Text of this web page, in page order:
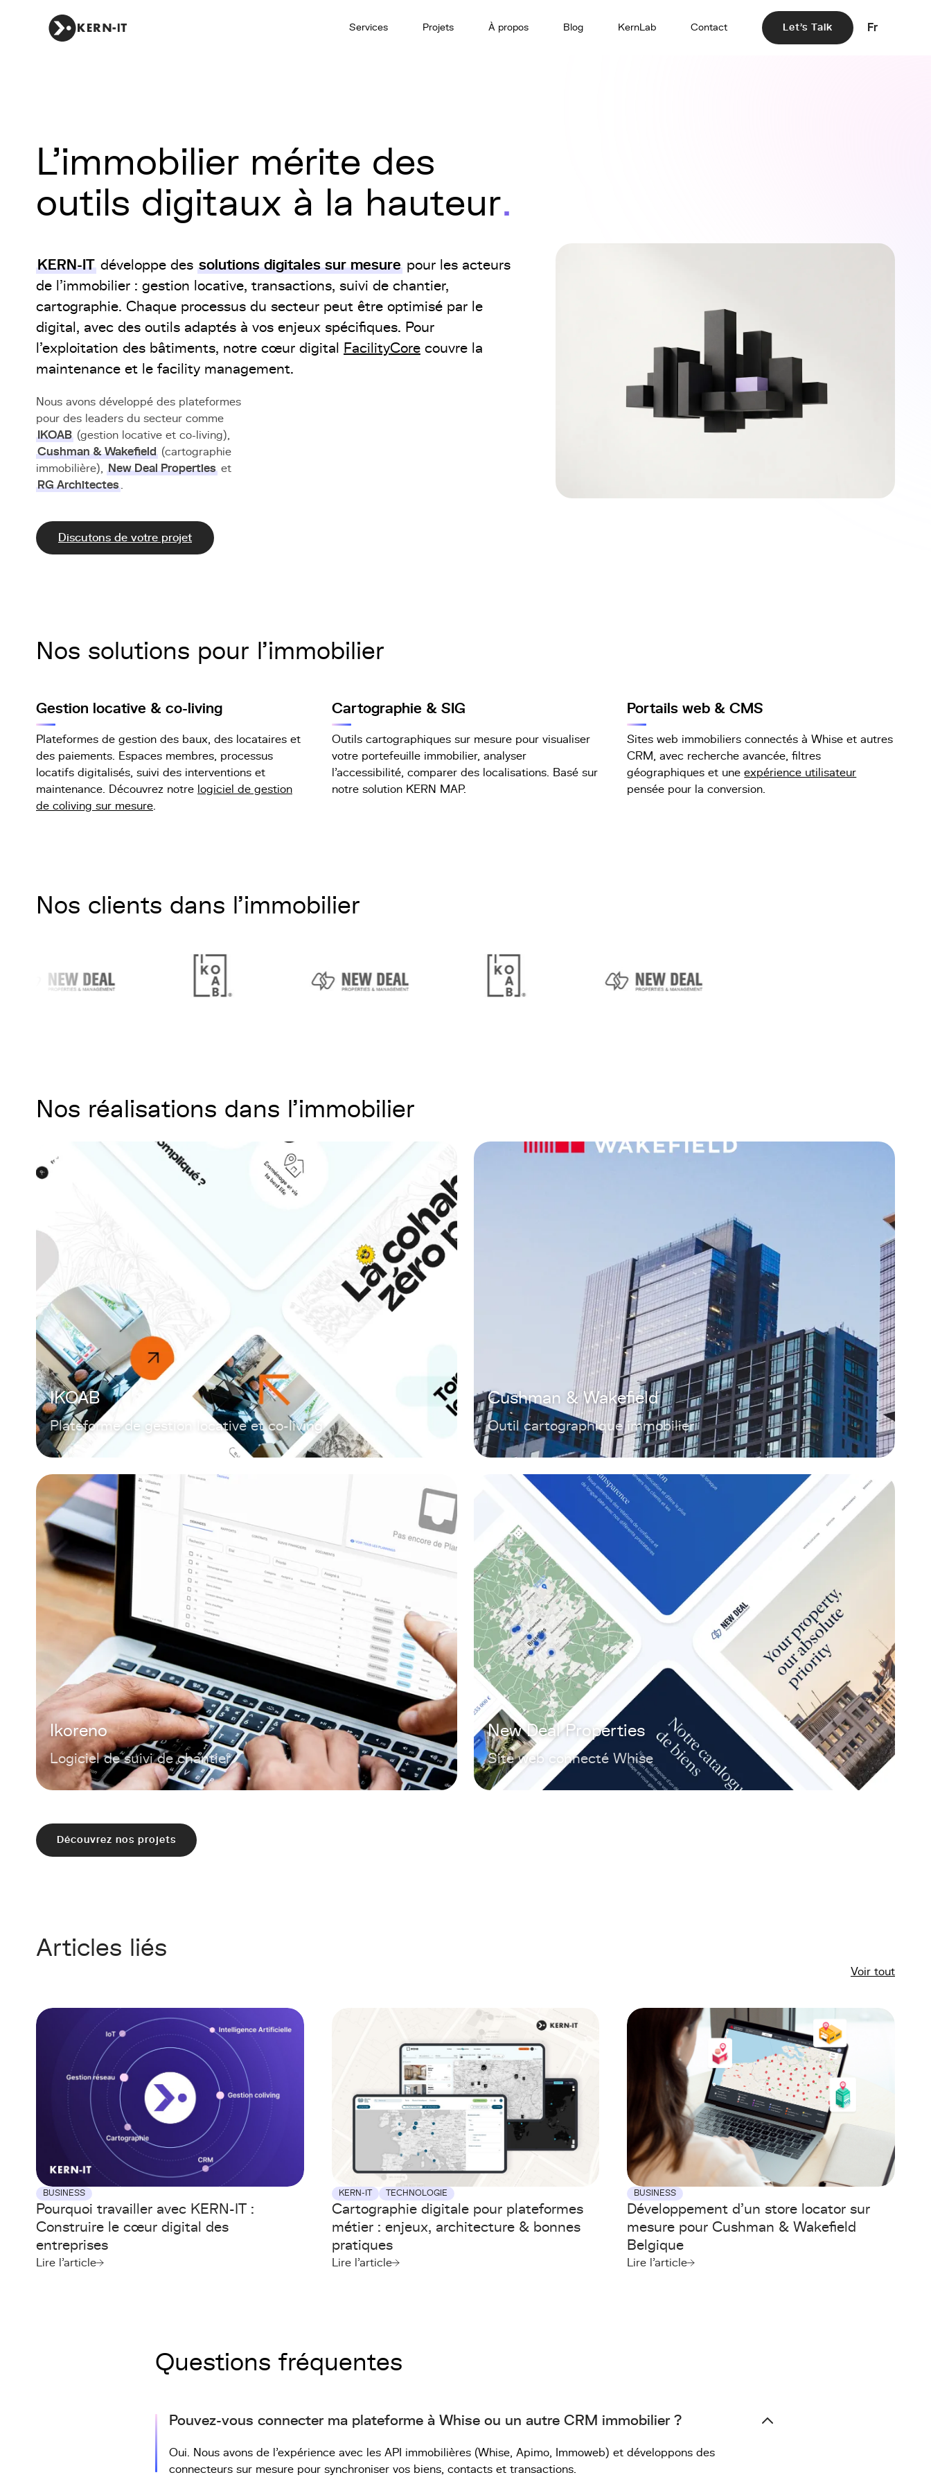
Services Projets À propos Blog KernLab Contact Let's Talk Fr
L'immobilier mérite des
outils digitaux à la hauteur
KERN-IT développe des solutions digitales sur mesure pour les acteurs
de l'immobilier : gestion locative, transactions, suivi de chantier,
cartographie. Chaque processus du secteur peut être optimisé par le
digital, avec des outils adaptés à vos enjeux spécifiques. Pour
l'exploitation des bâtiments, notre cœur digital FacilityCore couvre la
maintenance et le facility management.
Nous avons développé des plateformes
pour des leaders du secteur comme
IKOAB (gestion locative et co-living),
Cushman & Wakefield (cartographie
immobilière), New Deal Properties et
RG Architectes.
Discutons de votre projet
Nos solutions pour l'immobilier
Gestion locative & co-living
Plateformes de gestion des baux, des locataires et
des paiements. Espaces membres, processus
locatifs digitalisés, suivi des interventions et
maintenance. Découvrez notre logiciel de gestion
de coliving sur mesure.
Cartographie & SIG
Outils cartographiques sur mesure pour visualiser
votre portefeuille immobilier, analyser
l'accessibilité, comparer des localisations. Basé sur
notre solution KERN MAP.
Portails web & CMS
Sites web immobiliers connectés à Whise et autres
CRM, avec recherche avancée, filtres
géographiques et uneexpérience utilisateur
pensée pour la conversion.
Nos clients dans l'immobilier
Nos réalisations dans l'immobilier
IKOAB
Plateforme de gestion locative et co-living
Cushman & Wakefield
Outil cartographique immobilier
Ikoreno
Logiciel de suivi de chantier
New Deal Properties
Site web connecté Whise
Découvrez nos projets
Articles liés
Voir tout
BUSINESS
Pourquoi travailler avec KERN-IT :
Construire le cœur digital des
entreprises
Lire l'article
KERN-IT TECHNOLOGIE
Cartographie digitale pour plateformes
métier : enjeux, architecture & bonnes
pratiques
Lire l'article
BUSINESS
Développement d’un store locator sur
mesure pour Cushman & Wakefield
Belgique
Lire l'article
Questions fréquentes
Pouvez-vous connecter ma plateforme à Whise ou un autre CRM immobilier ?
Oui. Nous avons de l'expérience avec les API immobilières (Whise, Apimo, Immoweb) et développons des
connecteurs sur mesure pour synchroniser vos biens, contacts et transactions.